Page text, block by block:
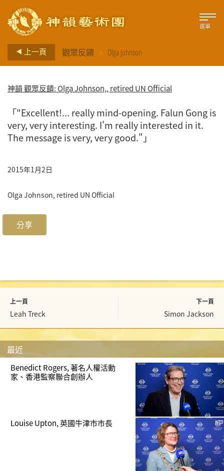
選單
上一頁 觀眾反饋 > Olga Johnson
神韻 觀眾反饋: Olga Johnson,, retired UN Official
「"Excellent!... really mind-opening. Falun Gong is
very, very interesting. I'm really interested in it.
The message is very, very good."」
2015年1月2日
Olga Johnson, retired UN Official
分享
上一頁
Leah Treck
下一頁
Simon Jackson
最近
Benedict Rogers, 著名人權活動
家、香港監察聯合創辦人
Louise Upton, 英國牛津市市長